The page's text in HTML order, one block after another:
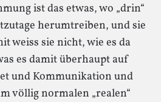
ist das etwas, wo „drin“
herumtreiben, und sie
weiss sie nicht, wie es da
es damit überhaupt auf
und Kommunikation und
völlig normalen „realen“